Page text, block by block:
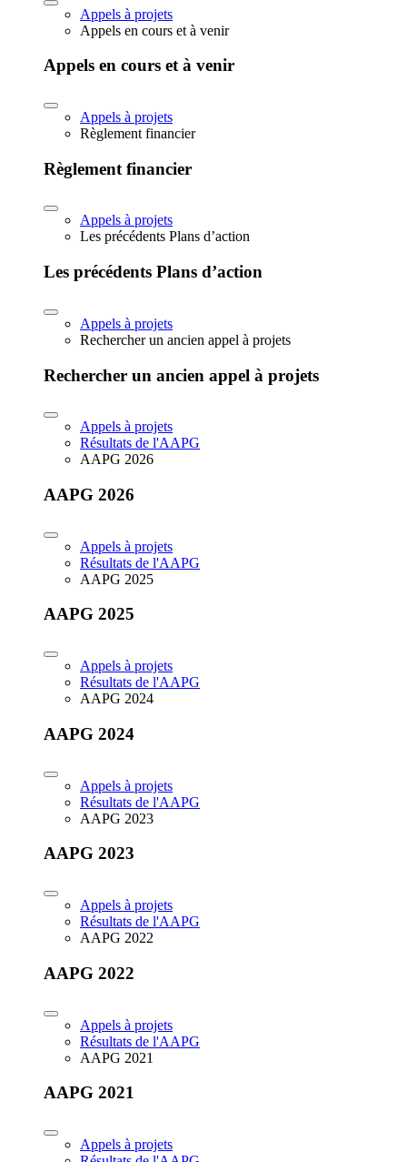
Appels à projets
Appels en cours et à venir
Appels en cours et à venir
Appels à projets
Règlement financier
Règlement financier
Appels à projets
Les précédents Plans d’action
Les précédents Plans d’action
Appels à projets
Rechercher un ancien appel à projets
Rechercher un ancien appel à projets
Appels à projets
Résultats de l'AAPG
AAPG 2026
AAPG 2026
Appels à projets
Résultats de l'AAPG
AAPG 2025
AAPG 2025
Appels à projets
Résultats de l'AAPG
AAPG 2024
AAPG 2024
Appels à projets
Résultats de l'AAPG
AAPG 2023
AAPG 2023
Appels à projets
Résultats de l'AAPG
AAPG 2022
AAPG 2022
Appels à projets
Résultats de l'AAPG
AAPG 2021
AAPG 2021
Appels à projets